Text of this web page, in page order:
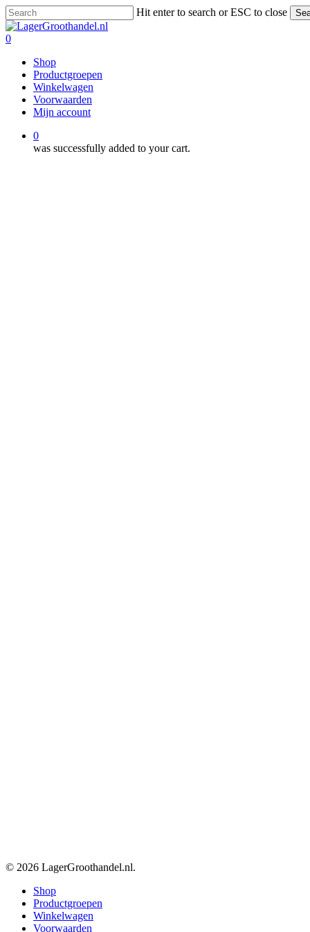
Skip
to
main
Hit enter to search or ESC to close
Close
Search
0
Shop
Productgroepen
Winkelwagen
Voorwaarden
Mijn account
0
was successfully added to your cart.
© 2026 LagerGroothandel.nl.
Close
Menu
Shop
Productgroepen
Winkelwagen
Voorwaarden